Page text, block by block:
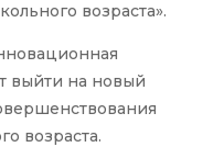
возраста».
выйти на новый
возраста.